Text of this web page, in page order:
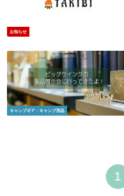
お知らせ
キャンプギア・キャンプ用品
1